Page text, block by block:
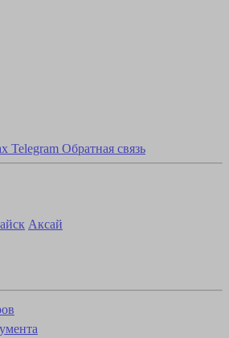
Telegram Обратная связь
Аксай